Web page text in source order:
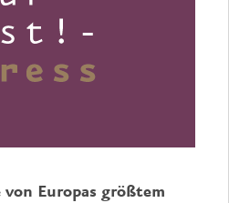
Europas größtem